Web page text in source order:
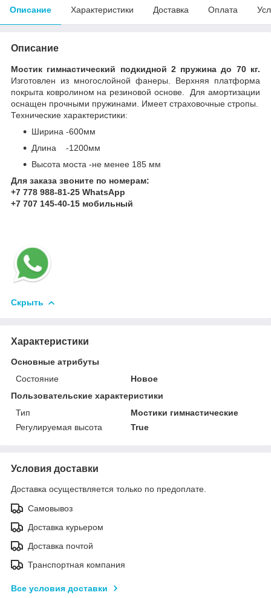
Описание Характеристики Доставка Оплата
Описание
Мостик гимнастический подкидной 2 пружина до 70 кг.
Изготовлен из многослойной фанеры. Верхняя платформа
покрыта ковролином на резиновой основе. Для амортизации
оснащен прочными пружинами. Имеет страховочные стропы.
Технические характеристики:
Ширина -600мм
Длина -1200мм
Высота моста -не менее 185 мм
Для заказа звоните по номерам:
+7 778 988-81-25 WhatsApp
+7 707 145-40-15 мобильный
Скрыть
Характеристики
Основные атрибуты
Состояние
Новое
Пользовательские характеристики
Тип
Мостики гимнастические
Регулируемая высота
True
Условия доставки
Доставка осуществляется только по предоплате.
Самовывоз
Доставка курьером
Доставка почтой
Транспортная компания
Все условия доставки